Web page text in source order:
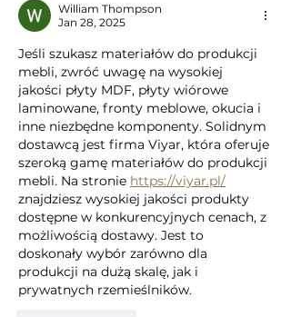
William Thompson
Jan 28, 2025
Jeśli szukasz materiałów do produkcji
mebli, zwróć uwagę na wysokiej
jakości płyty MDF, płyty wiórowe
laminowane, fronty meblowe, okucia i
inne niezbędne komponenty. Solidnym
dostawcą jest firma Viyar, która oferuje
szeroką gamę materiałów do produkcji
mebli. Na stronie https://viyar.pl/
znajdziesz wysokiej jakości produkty
dostępne w konkurencyjnych cenach, z
możliwością dostawy. Jest to
doskonały wybór zarówno dla
produkcji na dużą skalę, jak i
prywatnych rzemieślników.